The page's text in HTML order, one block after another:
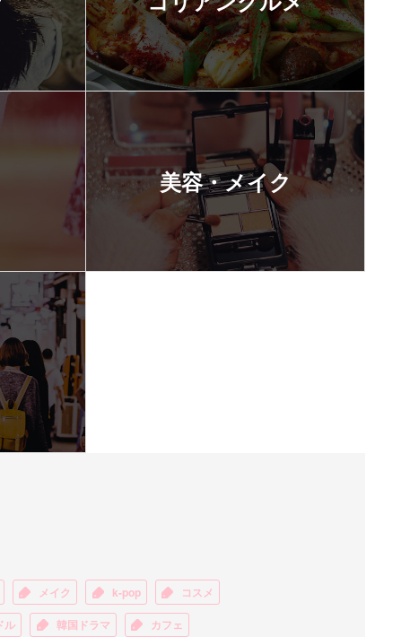
美容・メイク
メイク k-pop コスメ
ル 韓国ドラマ カフェ